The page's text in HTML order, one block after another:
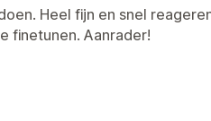
Heel fijn en snel
finetunen. Aanrader!